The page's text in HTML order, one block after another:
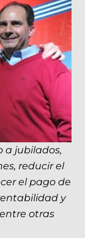
a jubilados,
reducir el
el pago de
y
otras